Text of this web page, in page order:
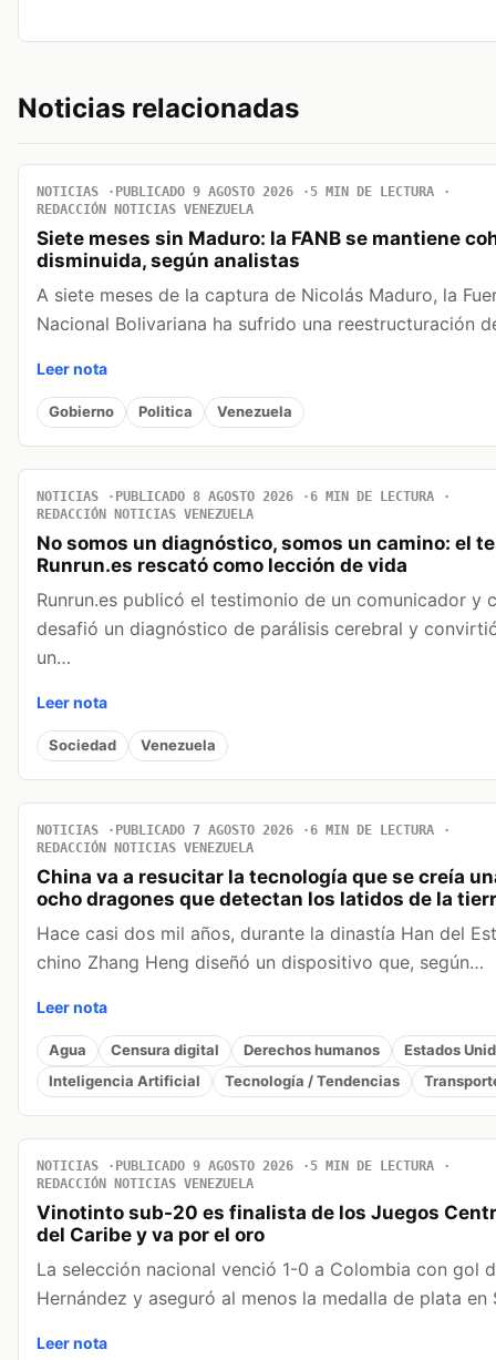
Noticias relacionadas
NOTICIAS PUBLICADO 9 AGOSTO 2026
5 MIN DE LECTURA
REDACCIÓN NOTICIAS VENEZUELA
Siete meses sin Maduro: la FANB se mantiene
disminuida, según analistas
A siete meses de la captura de Nicolás Maduro, la
Nacional Bolivariana ha sufrido una reestructuración
Leer nota
Gobierno Politica Venezuela
NOTICIAS PUBLICADO 8 AGOSTO 2026
6 MIN DE LECTURA
REDACCIÓN NOTICIAS VENEZUELA
No somos un diagnóstico, somos un camino: el
Runrun.es rescató como lección de vida
Runrun.es publicó el testimonio de un comunicador y
desafió un diagnóstico de parálisis cerebral y
un…
Leer nota
Sociedad Venezuela
NOTICIAS PUBLICADO 7 AGOSTO 2026
6 MIN DE LECTURA
REDACCIÓN NOTICIAS VENEZUELA
China va a resucitar la tecnología que se creía
ocho dragones que detectan los latidos de la
Hace casi dos mil años, durante la dinastía Han del
chino Zhang Heng diseñó un dispositivo que, según…
Leer nota
Agua Censura digital Derechos humanos
Estados
Inteligencia Artificial
Tecnología / Tendencias
NOTICIAS PUBLICADO 9 AGOSTO 2026
5 MIN DE LECTURA
REDACCIÓN NOTICIAS VENEZUELA
Vinotinto sub-20 es finalista de los Juegos
del Caribe y va por el oro
La selección nacional venció 1-0 a Colombia con gol
Hernández y aseguró al menos la medalla de plata en
Leer nota